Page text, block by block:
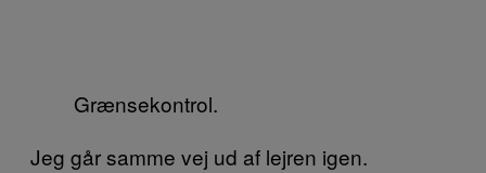
Grænsekontrol.
Jeg går samme vej ud af lejren igen.